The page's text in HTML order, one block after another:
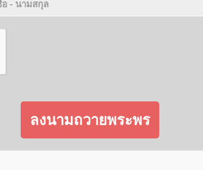
ลงนามถวายพระพร